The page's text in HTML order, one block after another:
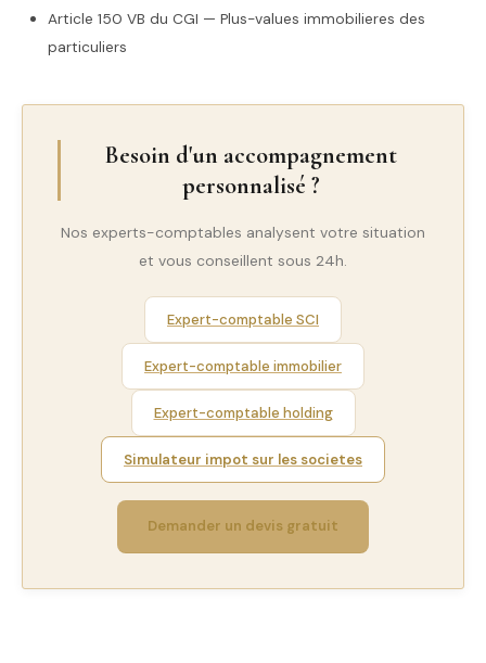
Article 150 VB du CGI — Plus-values immobilieres des
particuliers
Besoin d'un accompagnement
personnalisé ?
Nos experts-comptables analysent votre situation
et vous conseillent sous 24h.
Expert-comptable SCI
Expert-comptable immobilier
Expert-comptable holding
Simulateur impot sur les societes
Demander un devis gratuit